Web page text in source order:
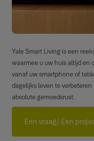
Yale Smart Living is een
waarmee u uw huis altijd en
vanaf uw smartphone of
dagelijks leven te
absolute gemoedsrust.
Een vraag/ Een